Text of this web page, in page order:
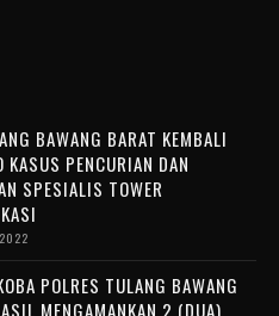
BAWANG BARAT KEMBALI
KASUS PENCURIAN DAN
SPESIALIS TOWER
POLRES TULANG BAWANG
MENGAMANKAN 2 (DUA)